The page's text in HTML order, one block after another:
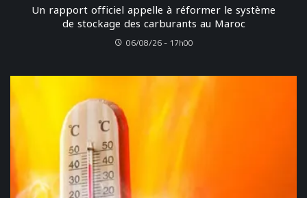
Un rapport officiel appelle à réformer le système
de stockage des carburants au Maroc
06/08/26 - 17h00